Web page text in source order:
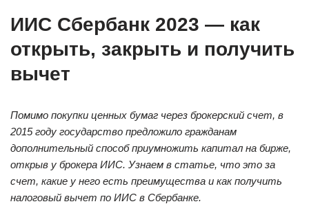
ИИС Сбербанк 2023 — как
открыть, закрыть и получить
вычет
Помимо покупки ценных бумаг через брокерский счет, в
2015 году государство предложило гражданам
дополнительный способ приумножить капитал на бирже,
открыв у брокера ИИС. Узнаем в статье, что это за
счет, какие у него есть преимущества и как получить
налоговый вычет по ИИС в Сбербанке.